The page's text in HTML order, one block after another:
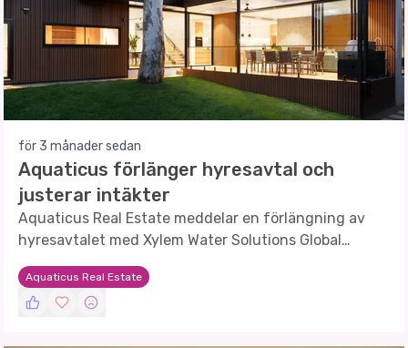
för 3 månader sedan
Aquaticus förlänger hyresavtal och
justerar intäkter
Aquaticus Real Estate meddelar en förlängning av
hyresavtalet med Xylem Water Solutions Global
Services AB, vilket påverkar intäkterna.
Aquaticus Real Estate